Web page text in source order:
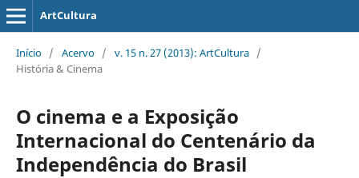
ArtCultura
Início / Acervo / v. 15 n. 27 (2013): ArtCultura /
História & Cinema
O cinema e a Exposição
Internacional do Centenário da
Independência do Brasil